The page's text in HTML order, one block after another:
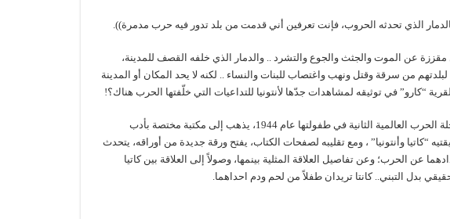
الذي تحدثه الحروب، فإنت تعرفين أني قدمت من بلد تدور فيه حرب مدمرة)).
عن الموت والجثث والجوع والتشرد .. والدمار الذي خلفه القصف للمدينة،
لبلدتهم من سرقة وقتل ونهب واغتصاب للبنات والنساء .. لكنه لا يحد المكان أو المدينة
“كارو” في توثيقه لمشاهدات جدّها لأنتونيا للتداعيات التي خلّفتها الحرب هناك؟!
بعد خروجه من بيت كريستا، وتسجيله لحديث أمها عن مرحلة الحرب العالمية الثانية في طفولتها عام 1944، يذهب إلى مكتبة مختصة بأدب
“كاتيا وأنتونيا” ، ومع تقليبه لصفحات الكتاب، يفتح ورقة جديدة من أوراقه، يتحدث
الحرب؛ وعن تفاصيل العلاقة المثلية بينمها، وصولاً إلى العلاقة بين كاتيا
بدل التبني.. كانتا تريدان طفلاً من لحم ودم احداهما.